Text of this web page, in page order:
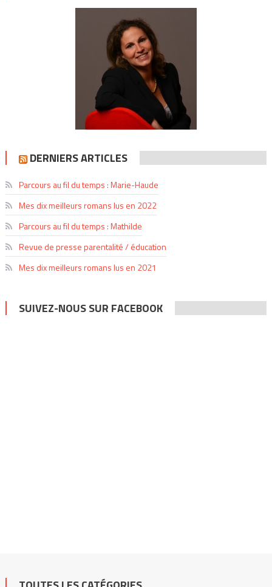
DERNIERS ARTICLES
Parcours au fil du temps : Marie-Haude
Mes dix meilleurs romans lus en 2022
Parcours au fil du temps : Mathilde
Revue de presse parentalité / éducation
Mes dix meilleurs romans lus en 2021
SUIVEZ-NOUS SUR FACEBOOK